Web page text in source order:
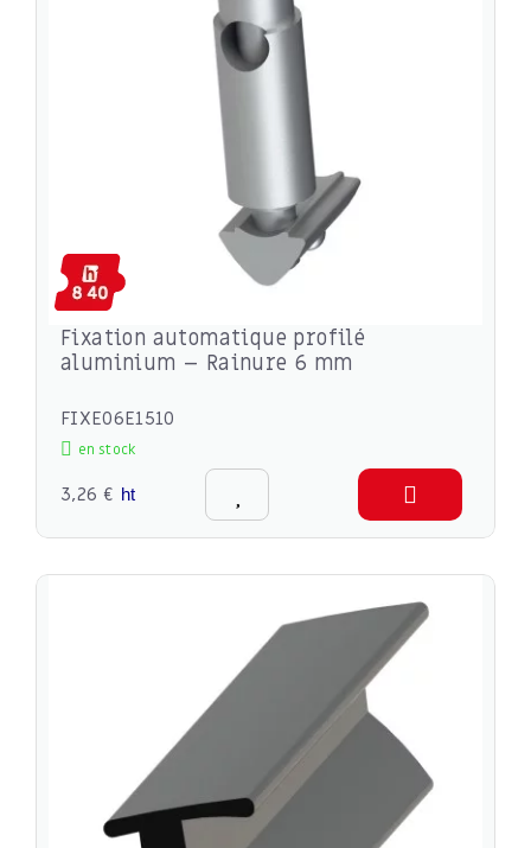
Fixation automatique profilé
aluminium – Rainure 6 mm
FIXE06E1510
en stock
3,26 € ht